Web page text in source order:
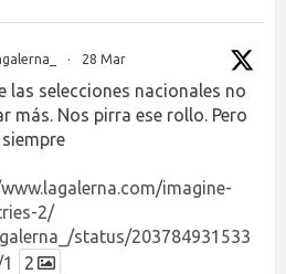
· 28 Mar
las selecciones nacionales no
más. Nos pirra ese rollo. Pero
imagine-
2/
status/203784931533
2